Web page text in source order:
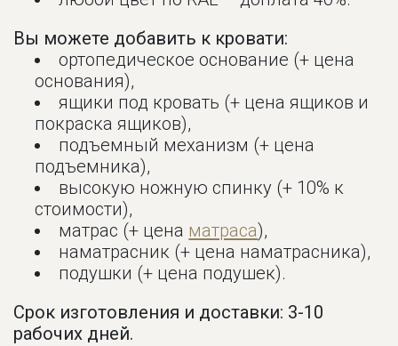
Вы можете добавить к кровати:
ортопедическое основание (+ цена
основания),
ящики под кровать (+ цена ящиков и
покраска ящиков),
подъемный механизм (+ цена
подъемника),
высокую ножную спинку (+ 10% к
стоимости),
матрас (+ цена матраса),
наматрасник (+ цена наматрасника),
подушки (+ цена подушек).
Срок изготовления и доставки: 3-10
рабочих дней.